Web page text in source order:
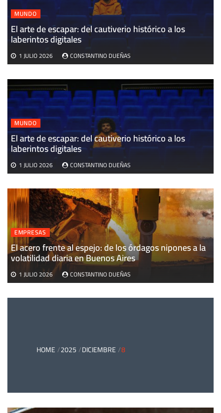
MUNDO
El arte de escapar: del cautiverio histórico a los
laberintos digitales
1 JULIO 2026 CONSTANTINO DUEÑAS
EMPRESAS
El acero frente al espejo: de los órdagos nipones a la
volatilidad diaria en Buenos Aires
1 JULIO 2026 CONSTANTINO DUEÑAS
MUNDO
El arte de escapar: del cautiverio histórico a los
laberintos digitales
1 JULIO 2026 CONSTANTINO DUEÑAS
HOME 2025 DICIEMBRE 8